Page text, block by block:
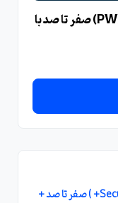
بهترین دوره آموزش کالی لینوکس (PWK) صفر تا صد با
آموزش سکیوریتی پلاس ( Security+ ) صفر تا صد +